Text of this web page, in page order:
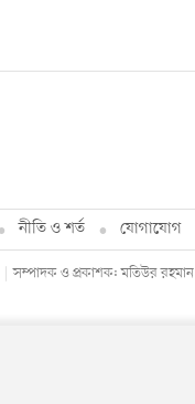
নীতি ও শর্ত যোগাযোগ
সম্পাদক ও প্রকাশক: মতিউর রহমান